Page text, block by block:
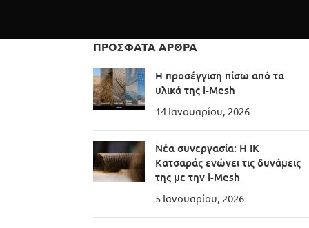
ΠΡΌΣΦΑΤΑ ΆΡΘΡΑ
Η προσέγγιση πίσω από τα
υλικά της i-Mesh
14 Ιανουαρίου, 2026
Νέα συνεργασία: Η IK
Κατσαράς ενώνει τις δυνάμεις
της με την i-Mesh
5 Ιανουαρίου, 2026